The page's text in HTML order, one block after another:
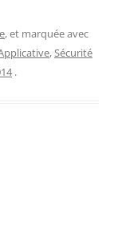
, et marquée avec
,Sécurité
.